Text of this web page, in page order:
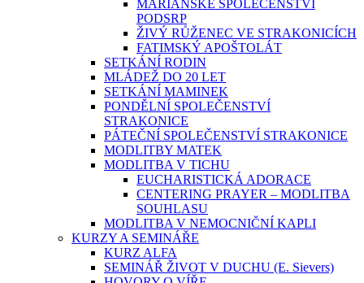
MARIÁNSKÉ SPOLEČENSTVÍ
PODSRP
ŽIVÝ RŮŽENEC VE STRAKONICÍCH
FATIMSKÝ APOŠTOLÁT
SETKÁNÍ RODIN
MLÁDEŽ DO 20 LET
SETKÁNÍ MAMINEK
PONDĚLNÍ SPOLEČENSTVÍ
STRAKONICE
PÁTEČNÍ SPOLEČENSTVÍ STRAKONICE
MODLITBY MATEK
MODLITBA V TICHU
EUCHARISTICKÁ ADORACE
CENTERING PRAYER – MODLITBA
SOUHLASU
MODLITBA V NEMOCNIČNÍ KAPLI
KURZY A SEMINÁŘE
KURZ ALFA
SEMINÁŘ ŽIVOT V DUCHU (E. Sievers)